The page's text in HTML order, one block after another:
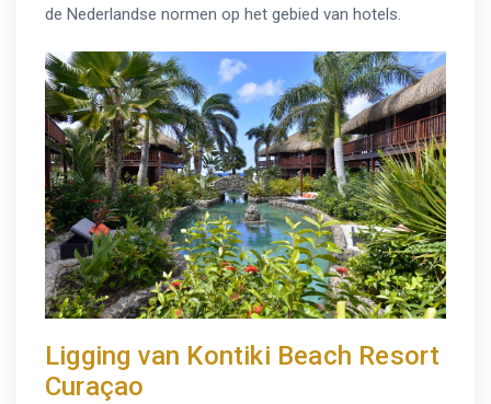
de Nederlandse normen op het gebied van hotels.
Ligging van Kontiki Beach Resort
Curaçao